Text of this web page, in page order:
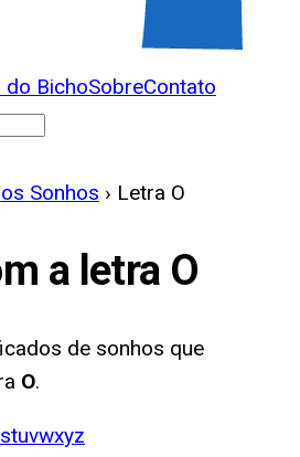
BichoSobreContato
Sonhos › Letra O
a letra O
de sonhos que
O.
stuvwxyz